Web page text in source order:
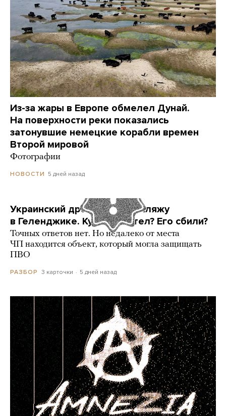
Из-за жары в Европе обмелел Дунай.
На поверхности реки показались
затонувшие немецкие корабли времен
Второй мировой
Фотографии
НОВОСТИ 5 дней назад
Украинский дрон попал по пляжу
в Геленджике. Куда он летел? Его сбили?
Точных ответов нет. Но недалеко от места
ЧП находится объект, который могла защищать
ПВО
РАЗБОР 3 карточки 5 дней назад